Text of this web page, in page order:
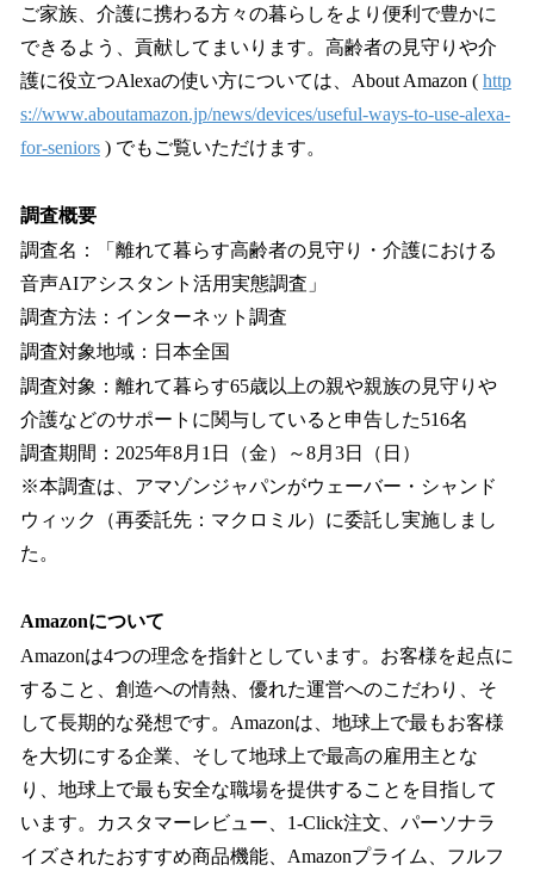
ご家族、介護に携わる方々の暮らしをより便利で豊かに
できるよう、貢献してまいります。高齢者の見守りや介
護に役立つAlexaの使い方については、About Amazon ( http
s://www.aboutamazon.jp/news/devices/useful-ways-to-use-alexa-
for-seniors ) でもご覧いただけます。
調査概要
調査名：「離れて暮らす高齢者の見守り・介護における
音声AIアシスタント活用実態調査」
調査方法：インターネット調査
調査対象地域：日本全国
調査対象：離れて暮らす65歳以上の親や親族の見守りや
介護などのサポートに関与していると申告した516名
調査期間：2025年8月1日（金）～8月3日（日）
※本調査は、アマゾンジャパンがウェーバー・シャンド
ウィック（再委託先：マクロミル）に委託し実施しまし
た。
Amazonについて
Amazonは4つの理念を指針としています。お客様を起点に
すること、創造への情熱、優れた運営へのこだわり、そ
して長期的な発想です。Amazonは、地球上で最もお客様
を大切にする企業、そして地球上で最高の雇用主とな
り、地球上で最も安全な職場を提供することを目指して
います。カスタマーレビュー、1-Click注文、パーソナラ
イズされたおすすめ商品機能、Amazonプライム、フルフ